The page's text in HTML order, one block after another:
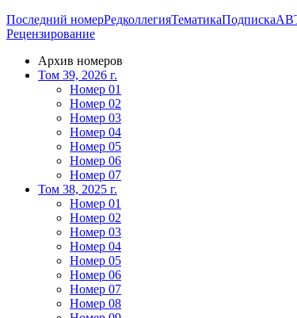
Последний номерРедколлегияТематикаПодписка
Рецензирование
Архив номеров
Том 39, 2026 г.
Номер 01
Номер 02
Номер 03
Номер 04
Номер 05
Номер 06
Номер 07
Том 38, 2025 г.
Номер 01
Номер 02
Номер 03
Номер 04
Номер 05
Номер 06
Номер 07
Номер 08